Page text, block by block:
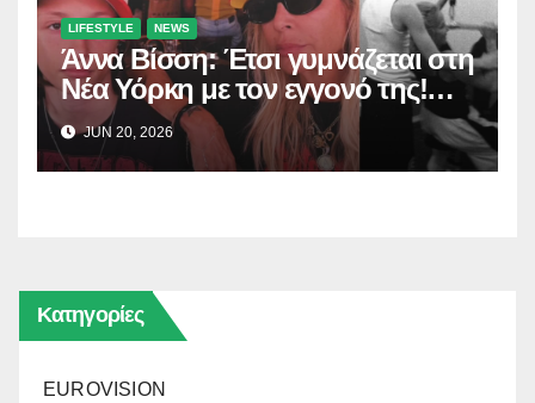
LIFESTYLE NEWS
Άννα Βίσση: Έτσι γυμνάζεται στη
Νέα Υόρκη με τον εγγονό της!
(Δείτε το βίντεο)
JUN 20, 2026
Κατηγορίες
EUROVISION